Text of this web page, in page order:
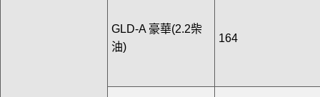
GLD-A 豪華(2.2柴
油)
164